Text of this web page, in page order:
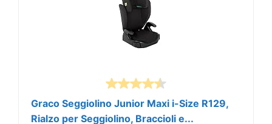
Graco Seggiolino Junior Maxi i-Size R129,
Rialzo per Seggiolino, Braccioli e...